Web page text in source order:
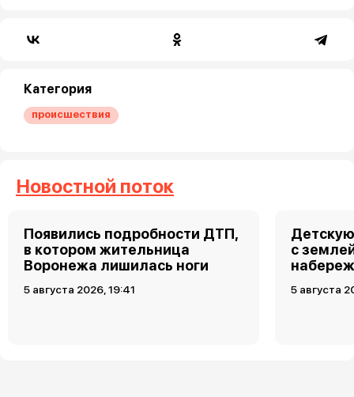
Категория
происшествия
Новостной поток
Появились подробности ДТП,
в котором жительница
Воронежа лишилась ноги
5 августа 2026, 19:41
с
5 августа